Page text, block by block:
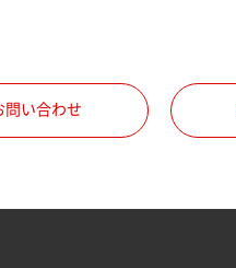
問い合わせ